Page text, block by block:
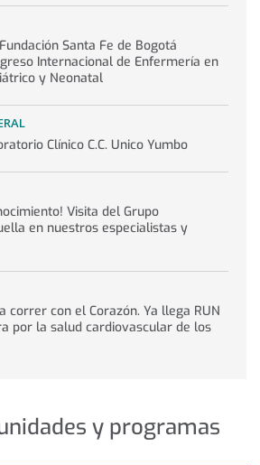
Santa Fe de Bogotá
Internacional de Enfermería en
y Neonatal
Clínico C.C. Unico Yumbo
Visita del Grupo
en nuestros especialistas y
correr con el Corazón. Ya llega RUN
por la salud cardiovascular de los
y programas